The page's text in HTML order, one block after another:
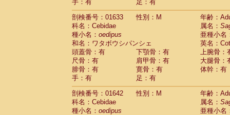
CercopithecidaeMandrillus sphinx
CercopithecidaeTheropithecus
CercopithecidaeMacaca arctoides(1)
Cercopithecidae Macaca assamensis
Cercopithecidae
Macaca
CercopithecidaeMacaca cyclopis (6)
CercopithecidaeMacaca fascicularis
CercopithecidaeMacaca fuscaca
CercopithecidaeMacaca fuscata
CercopithecidaeMacaca fuscata
CercopithecidaeMacaca maura(1)
Cercopithecidae Macaca mulatta(47)
Cercopithecidae Macaca nemestrina(3)
手：有
足：有
剖検番号：01633
性別：M
年齢：
科名：Cebidae
属名：
種小名： oedipus
亜種小名
和名：ワタボウシパンシェ
英名：
頭蓋骨：有
下顎骨：有
上腕骨：
尺骨：有
肩甲骨：有
大腿骨：
腓骨：有
寛骨：有
体幹：有
手：有
足：有
剖検番号：01642
性別：M
年齢：
科名：Cebidae
属名：
種小名： oedipus
亜種小名